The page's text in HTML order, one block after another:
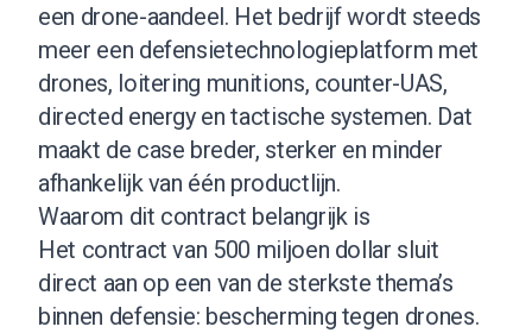
een drone-aandeel. Het bedrijf wordt steeds
meer een defensietechnologieplatform met
drones, loitering munitions, counter-UAS,
directed energy en tactische systemen. Dat
maakt de case breder, sterker en minder
afhankelijk van één productlijn.
Waarom dit contract belangrijk is
Het contract van 500 miljoen dollar sluit
direct aan op een van de sterkste thema’s
binnen defensie: bescherming tegen drones.